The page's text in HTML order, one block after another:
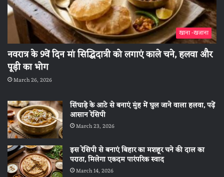
खाना -खजाना
नवरात्र के 9वें दिन मां सिद्धिदात्री को लगाएं काले चने, हलवा और
पूड़ी का भोग
March 26, 2026
सिंघाड़े के आटे से बनाएं मुंह में घुल जाने वाला हलवा, पढ़ें
आसान रेसिपी
March 23, 2026
इस रेसिपी से बनाएं बिहार का मशहूर चने की दाल का
पराठा, मिलेगा एकदम पारंपरिक स्वाद
March 14, 2026